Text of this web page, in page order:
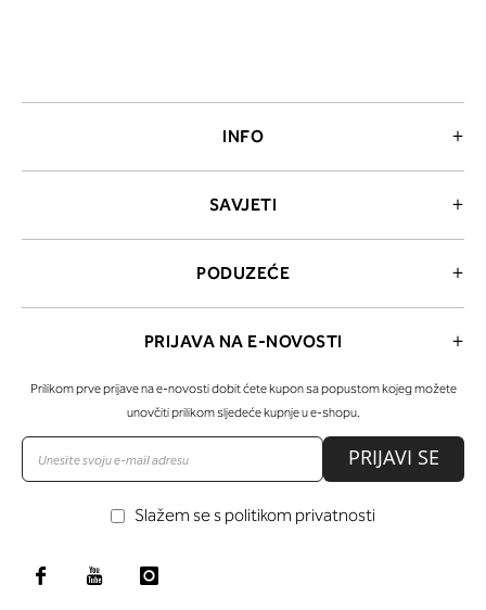
INFO
SAVJETI
PODUZEĆE
PRIJAVA NA E-NOVOSTI
Prilikom prve prijave na e-novosti dobit ćete kupon sa popustom kojeg možete
unovčiti prilikom sljedeće kupnje u e-shopu.
PRIJAVI SE
Slažem se s politikom privatnosti